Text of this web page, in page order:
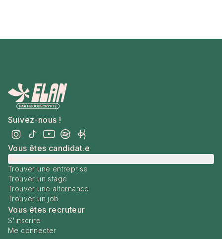
Suivez-nous !
Vous êtes candidat.e
Trouver une entreprise
Trouver un stage
Trouver une alternance
Trouver un job
Vous êtes recruteur
S'inscrire
Me connecter